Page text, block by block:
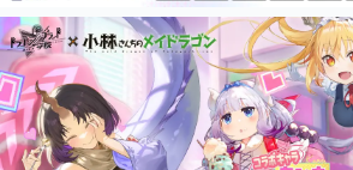
ピックアップ
電ファミのいま読まれている記事ランキング
アプリセール情報